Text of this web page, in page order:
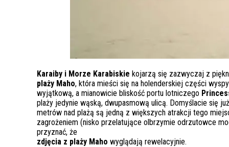
Karaiby i Morze Karabiskie kojarzą się zazwyczaj z
plaży Maho, która mieści się na holenderskiej części
wyjątkową, a mianowicie bliskość portu lotniczego
plaży jedynie wąską, dwupasmową ulicą. Domyślacie się
metrów nad plażą są jedną z większych atrakcji tego
zagrożeniem (nisko przelatujące olbrzymie odrzutowce
przyznać, że
zdjęcia z plaży Maho wyglądają rewelacyjnie.